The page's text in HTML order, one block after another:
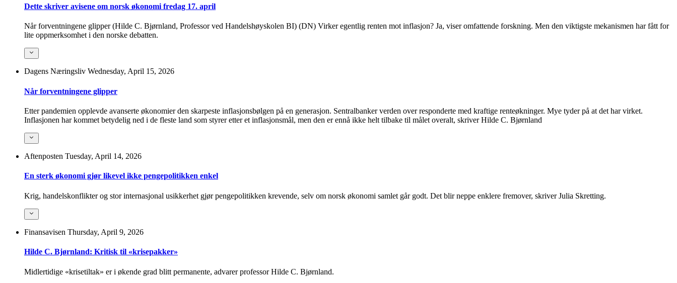
Dette skriver avisene om norsk økonomi fredag 17. april
Når forventningene glipper (Hilde C. Bjørnland, Professor ved Handelshøyskolen BI) (DN) Virker egentlig renten mot inflasjon? Ja, viser omfattende forskning. Men den viktigste mekanismen har fått for
lite oppmerksomhet i den norske debatten.
Dagens Næringsliv Wednesday, April 15, 2026
Når forventningene glipper
Etter pandemien opplevde avanserte økonomier den skarpeste inflasjonsbølgen på en generasjon. Sentralbanker verden over responderte med kraftige renteøkninger. Mye tyder på at det har virket.
Inflasjonen har kommet betydelig ned i de fleste land som styrer etter et inflasjonsmål, men den er ennå ikke helt tilbake til målet overalt, skriver Hilde C. Bjørnland
Aftenposten Tuesday, April 14, 2026
En sterk økonomi gjør likevel ikke pengepolitikken enkel
Krig, handelskonflikter og stor internasjonal usikkerhet gjør pengepolitikken krevende, selv om norsk økonomi samlet går godt. Det blir neppe enklere fremover, skriver Julia Skretting.
Finansavisen Thursday, April 9, 2026
Hilde C. Bjørnland: Kritisk til «krisepakker»
Midlertidige «krisetiltak» er i økende grad blitt permanente, advarer professor Hilde C. Bjørnland.